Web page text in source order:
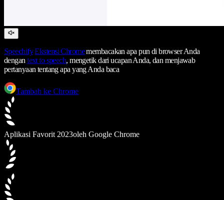
Speechify Ekstensi Chromemembacakan apa pun di browser Anda
dengantext to speech, mengetik dari ucapan Anda, dan menjawab
pertanyaan tentang apa yang Anda baca
Tambah ke Chrome
Aplikasi Favorit 2023oleh Google Chrome